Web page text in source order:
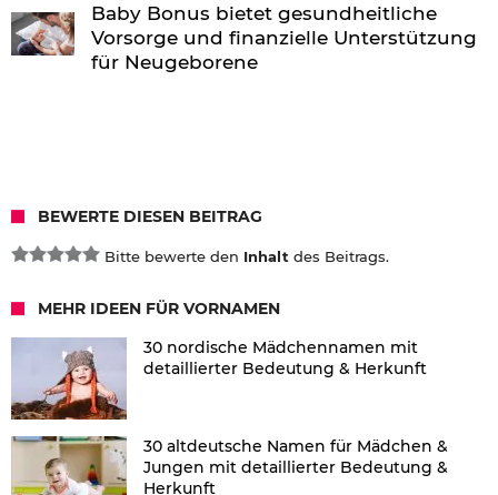
Baby Bonus bietet gesundheitliche
Vorsorge und finanzielle Unterstützung
für Neugeborene
BEWERTE DIESEN BEITRAG
Bitte bewerte den Inhalt des Beitrags.
MEHR IDEEN FÜR VORNAMEN
30 nordische Mädchennamen mit
detaillierter Bedeutung & Herkunft
30 altdeutsche Namen für Mädchen &
Jungen mit detaillierter Bedeutung &
Herkunft